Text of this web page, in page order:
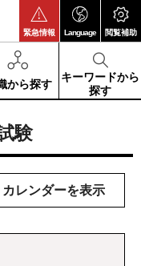
緊急情報 Language 閲覧補助
から探す
キーワードから
探す
験
カレンダーを表示